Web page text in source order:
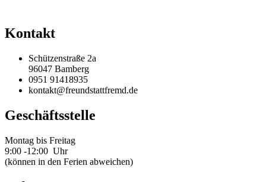
Kontakt
Schützenstraße 2a
96047 Bamberg
0951 91418935
kontakt@freundstattfremd.de
Geschäftsstelle
Montag bis Freitag
9:00 -12:00 Uhr
(können in den Ferien abweichen)